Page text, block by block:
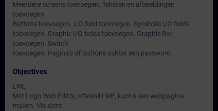
Meerdere screens toevoegen. Teksten en afbeeldingen
toevoegen.
Buttons toevoegen. I/O field toevoegen. Symbolic I/O fields
toevoegen. Graphic I/O fields toevoegen. Graphic Bar
toevoegen. Switch
toevoegen. Pagina's of buttons achter een password.
Objectives
LWE
Met Logo Web Editor, oftewel LWE, kunt u een webpagina
maken. Via deze